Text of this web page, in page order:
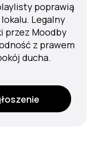
poprawią
Legalny
przez Moodby
z prawem
ducha.